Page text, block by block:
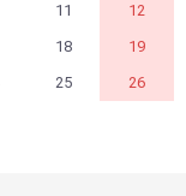
11
12
18
19
25
26